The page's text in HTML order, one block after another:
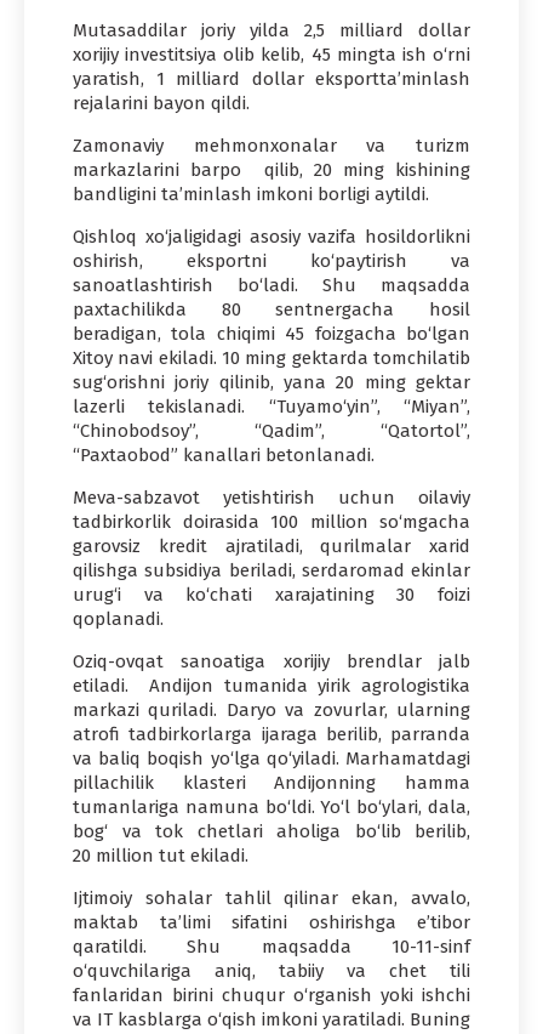
Mutasaddilar joriy yilda 2,5 milliard dollar
xorijiy investitsiya olib kelib, 45 mingta ish o‘rni
yaratish, 1 milliard dollar eksportta’minlash
rejalarini bayon qildi.
Zamonaviy mehmonxonalar va turizm
markazlarini barpo qilib, 20 ming kishining
bandligini ta’minlash imkoni borligi aytildi.
Qishloq xo‘jaligidagi asosiy vazifa hosildorlikni
oshirish, eksportni ko‘paytirish va
sanoatlashtirish bo‘ladi. Shu maqsadda
paxtachilikda 80 sentnergacha hosil
beradigan, tola chiqimi 45 foizgacha bo‘lgan
Xitoy navi ekiladi. 10 ming gektarda tomchilatib
sug‘orishni joriy qilinib, yana 20 ming gektar
lazerli tekislanadi. “Tuyamo‘yin”, “Miyan”,
“Chinobodsoy”, “Qadim”, “Qatortol”,
“Paxtaobod” kanallari betonlanadi.
Meva-sabzavot yetishtirish uchun oilaviy
tadbirkorlik doirasida 100 million so‘mgacha
garovsiz kredit ajratiladi, qurilmalar xarid
qilishga subsidiya beriladi, serdaromad ekinlar
urug‘i va ko‘chati xarajatining 30 foizi
qoplanadi.
Oziq-ovqat sanoatiga xorijiy brendlar jalb
etiladi. Andijon tumanida yirik agrologistika
markazi quriladi. Daryo va zovurlar, ularning
atrofi tadbirkorlarga ijaraga berilib, parranda
va baliq boqish yo‘lga qo‘yiladi. Marhamatdagi
pillachilik klasteri Andijonning hamma
tumanlariga namuna bo‘ldi. Yo‘l bo‘ylari, dala,
bog‘ va tok chetlari aholiga bo‘lib berilib,
20 million tut ekiladi.
Ijtimoiy sohalar tahlil qilinar ekan, avvalo,
maktab ta’limi sifatini oshirishga e’tibor
qaratildi. Shu maqsadda 10-11-sinf
o‘quvchilariga aniq, tabiiy va chet tili
fanlaridan birini chuqur o‘rganish yoki ishchi
va IT kasblarga o‘qish imkoni yaratiladi. Buning